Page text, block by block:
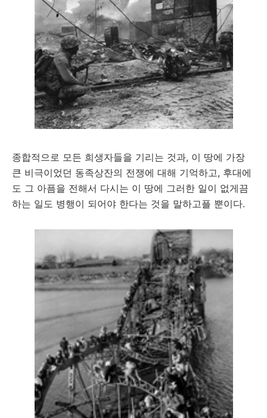
종합적으로 모든 희생자들을 기리는 것과, 이 땅에 가장
큰 비극이었던 동족상잔의 전쟁에 대해 기억하고, 후대에
도 그 아픔을 전해서 다시는 이 땅에 그러한 일이 없게끔
하는 일도 병행이 되어야 한다는 것을 말하고플 뿐이다.